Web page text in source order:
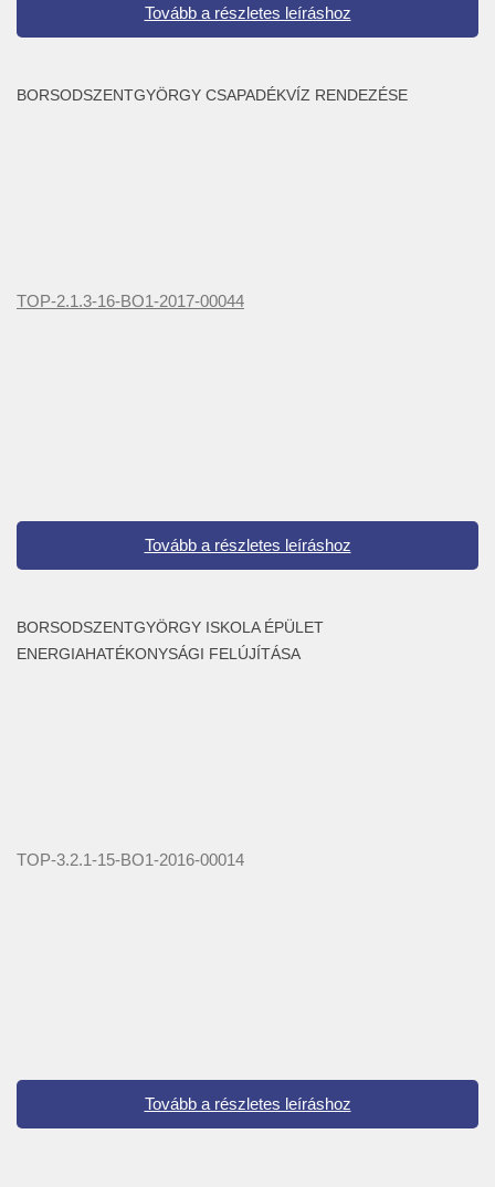
Tovább a részletes leíráshoz
BORSODSZENTGYÖRGY CSAPADÉKVÍZ RENDEZÉSE
TOP-2.1.3-16-BO1-2017-00044
Tovább a részletes leíráshoz
BORSODSZENTGYÖRGY ISKOLA ÉPÜLET
ENERGIAHATÉKONYSÁGI FELÚJÍTÁSA
TOP-3.2.1-15-BO1-2016-00014
Tovább a részletes leíráshoz